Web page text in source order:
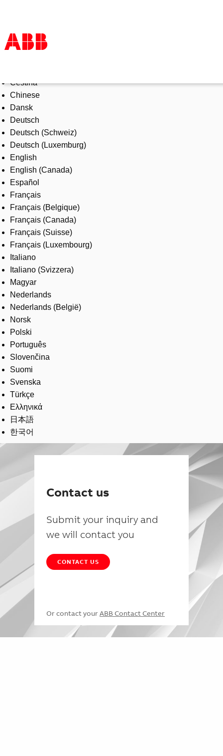
Products & Solutions
Industries
Services
About us
Where to buy
Contact us
Careers
Čeština
Chinese
Dansk
Deutsch
Deutsch (Schweiz)
Deutsch (Luxemburg)
English
English (Canada)
Español
Français
Français (Belgique)
Français (Canada)
Français (Suisse)
Français (Luxembourg)
Italiano
Italiano (Svizzera)
Magyar
Nederlands
Nederlands (België)
Norsk
Polski
Português
Slovenčina
Suomi
Svenska
Türkçe
Ελληνικά
日本語
한국어
Contact us
Submit your inquiry and
we will contact you
CONTACT US
Or contact your ABB Contact Center